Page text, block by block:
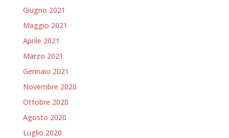
Giugno 2021
Maggio 2021
Aprile 2021
Marzo 2021
Gennaio 2021
Novembre 2020
Ottobre 2020
Agosto 2020
Luglio 2020